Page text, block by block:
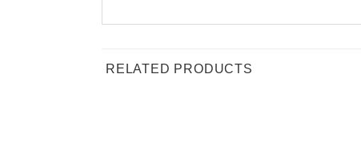
RELATED PRODUCTS